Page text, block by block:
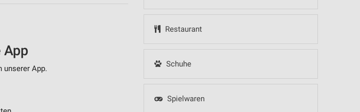
Restaurant
Schuhe
Spielwaren
App
unserer App.